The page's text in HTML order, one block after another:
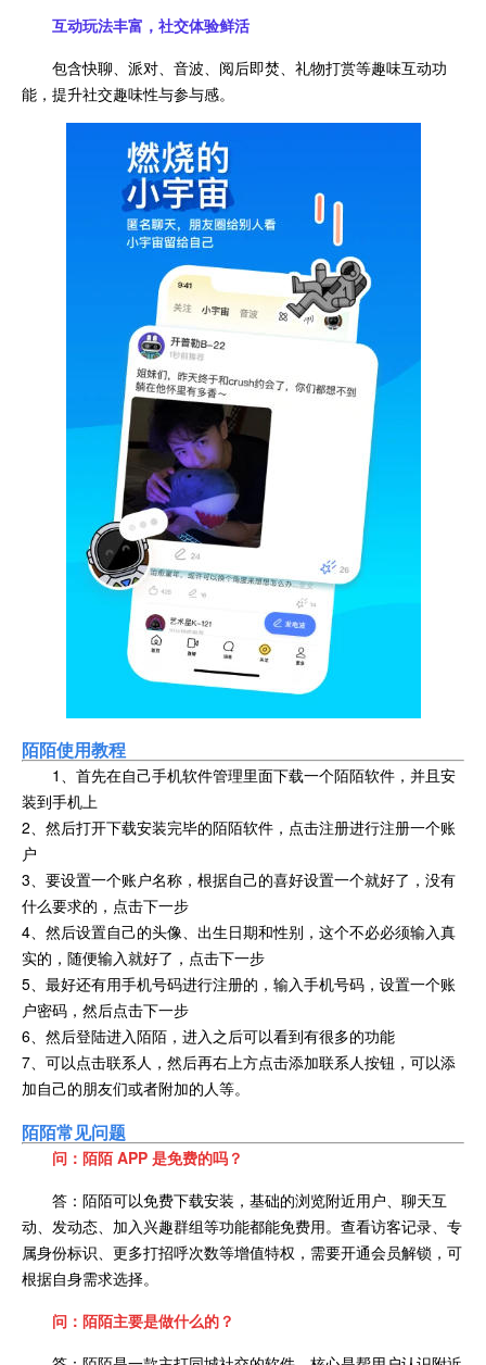
互动玩法丰富，社交体验鲜活
包含快聊、派对、音波、阅后即焚、礼物打赏等趣味互动功
能，提升社交趣味性与参与感。
陌陌使用教程
1、首先在自己手机软件管理里面下载一个陌陌软件，并且安
装到手机上
2、然后打开下载安装完毕的陌陌软件，点击注册进行注册一个账
户
3、要设置一个账户名称，根据自己的喜好设置一个就好了，没有
什么要求的，点击下一步
4、然后设置自己的头像、出生日期和性别，这个不必必须输入真
实的，随便输入就好了，点击下一步
5、最好还有用手机号码进行注册的，输入手机号码，设置一个账
户密码，然后点击下一步
6、然后登陆进入陌陌，进入之后可以看到有很多的功能
7、可以点击联系人，然后再右上方点击添加联系人按钮，可以添
加自己的朋友们或者附加的人等。
陌陌常见问题
问：陌陌 APP 是免费的吗？
答：陌陌可以免费下载安装，基础的浏览附近用户、聊天互
动、发动态、加入兴趣群组等功能都能免费用。查看访客记录、专
属身份标识、更多打招呼次数等增值特权，需要开通会员解锁，可
根据自身需求选择。
问：陌陌主要是做什么的？